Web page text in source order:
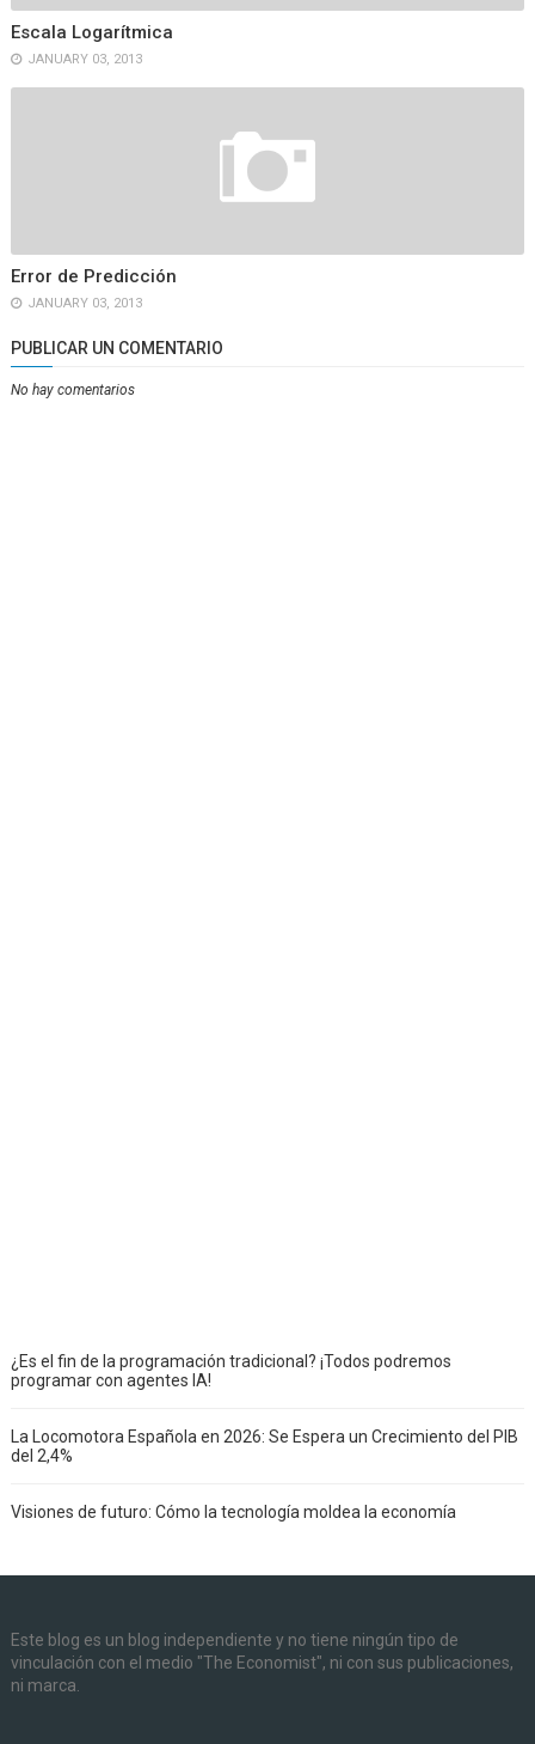
Escala Logarítmica
JANUARY 03, 2013
Error de Predicción
JANUARY 03, 2013
PUBLICAR UN COMENTARIO
No hay comentarios
¿Es el fin de la programación tradicional? ¡Todos podremos
programar con agentes IA!
La Locomotora Española en 2026: Se Espera un Crecimiento del PIB
del 2,4%
Visiones de futuro: Cómo la tecnología moldea la economía
Este blog es un blog independiente y no tiene ningún tipo de
vinculación con el medio "The Economist", ni con sus publicaciones,
ni marca.